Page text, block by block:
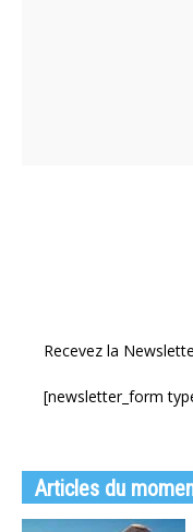
Recevez la
[newsletter_form
Articles du